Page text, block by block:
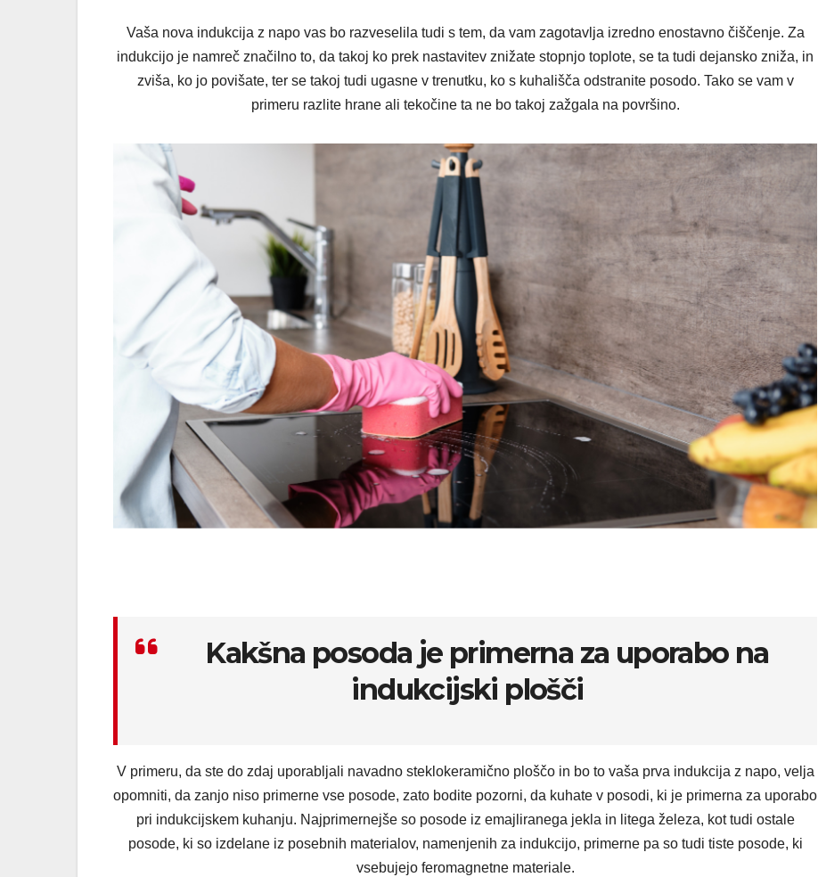
Vaša nova indukcija z napo vas bo razveselila tudi s tem, da vam zagotavlja izredno enostavno čiščenje. Za
indukcijo je namreč značilno to, da takoj ko prek nastavitev znižate stopnjo toplote, se ta tudi dejansko zniža, in
zviša, ko jo povišate, ter se takoj tudi ugasne v trenutku, ko s kuhališča odstranite posodo. Tako se vam v
primeru razlite hrane ali tekočine ta ne bo takoj zažgala na površino.
Kakšna posoda je primerna za uporabo na
indukcijski plošči
V primeru, da ste do zdaj uporabljali navadno steklokeramično ploščo in bo to vaša prva indukcija z napo, velja
opomniti, da zanjo niso primerne vse posode, zato bodite pozorni, da kuhate v posodi, ki je primerna za uporabo
pri indukcijskem kuhanju. Najprimernejše so posode iz emajliranega jekla in litega železa, kot tudi ostale
posode, ki so izdelane iz posebnih materialov, namenjenih za indukcijo, primerne pa so tudi tiste posode, ki
vsebujejo feromagnetne materiale.